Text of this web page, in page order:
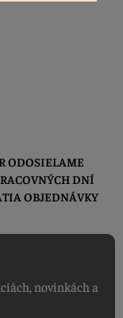
novinkách a